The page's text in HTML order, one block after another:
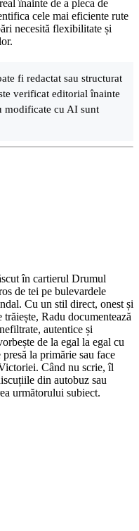
înainte de a pleca de
cele mai eficiente rute
necesită flexibilitate și
fi redactat sau structurat
verificat editorial înainte
modificate cu AI sunt
în cartierul Drumul
de tei pe bulevardele
Cu un stil direct, onest și
Radu documentează
autentice și
de la egal la egal cu
la primărie sau face
Când nu scrie, îl
din autobuz sau
următorului subiect.